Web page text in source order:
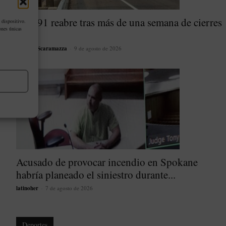
dispositivo.
únicasSR 291 reabre tras más de una semana de cierres
por...
Marines Scaramazza 9 de agosto de 2026
Acusado de provocar incendio en Spokane
habría planeado el siniestro durante...
latinoher 7 de agosto de 2026